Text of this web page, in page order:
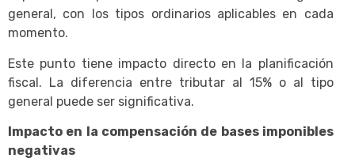
general, con los tipos ordinarios aplicables en cada
momento.
Este punto tiene impacto directo en la planificación
fiscal. La diferencia entre tributar al 15% o al tipo
general puede ser significativa.
Impacto en la compensación de bases imponibles
negativas